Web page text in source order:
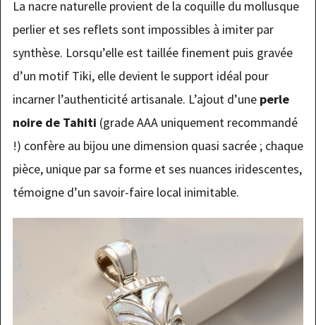
La nacre naturelle provient de la coquille du mollusque
perlier et ses reflets sont impossibles à imiter par
synthèse. Lorsqu’elle est taillée finement puis gravée
d’un motif Tiki, elle devient le support idéal pour
incarner l’authenticité artisanale. L’ajout d’une perle
noire de Tahiti (grade AAA uniquement recommandé
!) confère au bijou une dimension quasi sacrée ; chaque
pièce, unique par sa forme et ses nuances iridescentes,
témoigne d’un savoir-faire local inimitable.